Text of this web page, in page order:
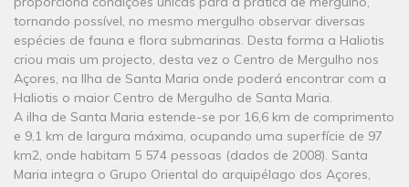
tornando possível, no mesmo mergulho observar diversas
espécies de fauna e flora submarinas. Desta forma a Haliotis
criou mais um projecto, desta vez o Centro de Mergulho nos
Açores, na Ilha de Santa Maria onde poderá encontrar com a
Haliotis o maior Centro de Mergulho de Santa Maria.
A ilha de Santa Maria estende-se por 16,6 km de comprimento
e 9,1 km de largura máxima, ocupando uma superfície de 97
km2, onde habitam 5 574 pessoas (dados de 2008). Santa
Maria integra o Grupo Oriental do arquipélago dos Açores,